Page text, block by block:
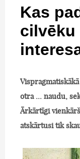
Kas
cilvēku
otra ... naudu,
Ārkārtīgi
atskārtusi tik